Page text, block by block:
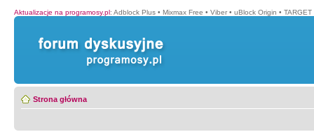
Aktualizacje na programosy.pl: Adblock Plus • Mixmax Free • Viber • uBlock Origin •
Strona główna